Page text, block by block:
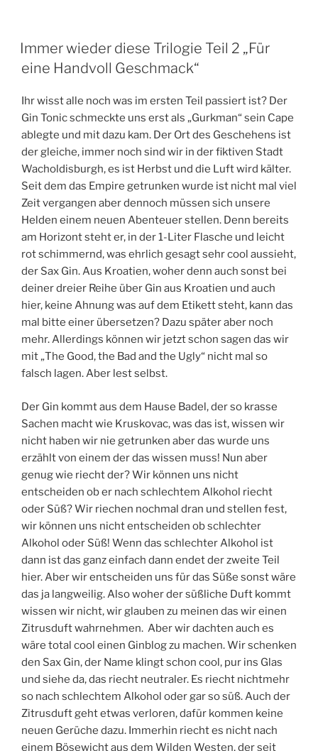
Immer wieder diese Trilogie Teil 2 „Für
eine Handvoll Geschmack“
Ihr wisst alle noch was im ersten Teil passiert ist? Der
Gin Tonic schmeckte uns erst als „Gurkman“ sein Cape
ablegte und mit dazu kam. Der Ort des Geschehens ist
der gleiche, immer noch sind wir in der fiktiven Stadt
Wacholdisburgh, es ist Herbst und die Luft wird kälter.
Seit dem das Empire getrunken wurde ist nicht mal viel
Zeit vergangen aber dennoch müssen sich unsere
Helden einem neuen Abenteuer stellen. Denn bereits
am Horizont steht er, in der 1-Liter Flasche und leicht
rot schimmernd, was ehrlich gesagt sehr cool aussieht,
der Sax Gin. Aus Kroatien, woher denn auch sonst bei
deiner dreier Reihe über Gin aus Kroatien und auch
hier, keine Ahnung was auf dem Etikett steht, kann das
mal bitte einer übersetzen? Dazu später aber noch
mehr. Allerdings können wir jetzt schon sagen das wir
mit „The Good, the Bad and the Ugly“ nicht mal so
falsch lagen. Aber lest selbst.
Der Gin kommt aus dem Hause Badel, der so krasse
Sachen macht wie Kruskovac, was das ist, wissen wir
nicht haben wir nie getrunken aber das wurde uns
erzählt von einem der das wissen muss! Nun aber
genug wie riecht der? Wir können uns nicht
entscheiden ob er nach schlechtem Alkohol riecht
oder Süß? Wir riechen nochmal dran und stellen fest,
wir können uns nicht entscheiden ob schlechter
Alkohol oder Süß! Wenn das schlechter Alkohol ist
dann ist das ganz einfach dann endet der zweite Teil
hier. Aber wir entscheiden uns für das Süße sonst wäre
das ja langweilig. Also woher der süßliche Duft kommt
wissen wir nicht, wir glauben zu meinen das wir einen
Zitrusduft wahrnehmen. Aber wir dachten auch es
wäre total cool einen Ginblog zu machen. Wir schenken
den Sax Gin, der Name klingt schon cool, pur ins Glas
und siehe da, das riecht neutraler. Es riecht nichtmehr
so nach schlechtem Alkohol oder gar so süß. Auch der
Zitrusduft geht etwas verloren, dafür kommen keine
neuen Gerüche dazu. Immerhin riecht es nicht nach
einem Bösewicht aus dem Wilden Westen, der seit